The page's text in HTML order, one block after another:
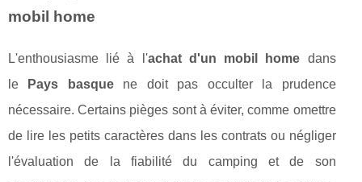
mobil home
L'enthousiasme lié à l'achat d'un mobil home dans
le
Pays basquene doit pas occulter la prudence
nécessaire. Certains pièges sont à éviter, comme omettre
de lire les petits caractères dans les contrats ou négliger
l'évaluation de la fiabilité du camping et de son